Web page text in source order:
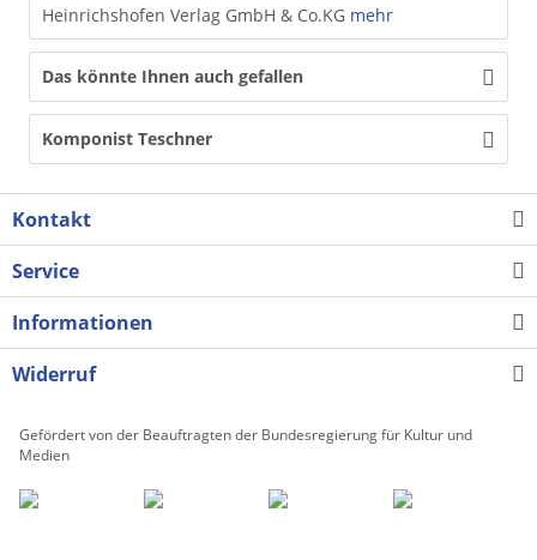
Heinrichshofen Verlag GmbH & Co.KG mehr
Das könnte Ihnen auch gefallen
Komponist Teschner
Kontakt
Service
Informationen
Widerruf
Gefördert von der Beauftragten der Bundesregierung für Kultur und
Medien